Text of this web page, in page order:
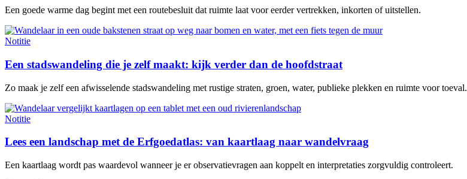
Een goede warme dag begint met een routebesluit dat ruimte laat voor eerder vertrekken, inkorten of uitstellen.
Notitie
Een stadswandeling die je zelf maakt: kijk verder dan de hoofdstraat
Zo maak je zelf een afwisselende stadswandeling met rustige straten, groen, water, publieke plekken en ruimte voor toeval.
Notitie
Lees een landschap met de Erfgoedatlas: van kaartlaag naar wandelvraag
Een kaartlaag wordt pas waardevol wanneer je er observatievragen aan koppelt en interpretaties zorgvuldig controleert.